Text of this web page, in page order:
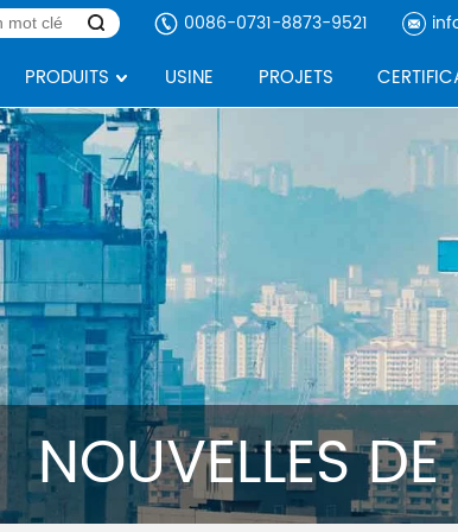
0086-0731-8873-9521
PRODUITS USINE PROJETS
NOUVELLES